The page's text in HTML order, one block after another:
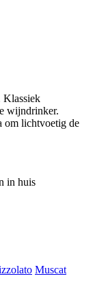
Klassiek
wijndrinker.
om lichtvoetig de
in huis
Muscat